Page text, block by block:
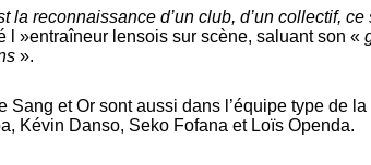
la reconnaissance d’un club, d’un collectif,
l »entraîneur lensois sur scène, saluant son «
».
Sang et Or sont aussi dans l’équipe type de
Kévin Danso, Seko Fofana et Loïs Openda.